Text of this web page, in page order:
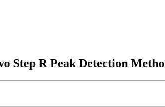
Step R Peak Detection